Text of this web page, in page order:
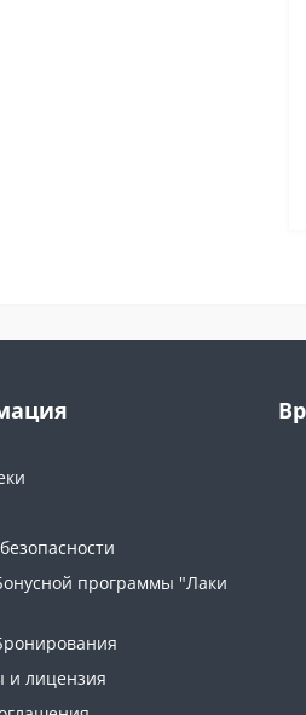
программы "Лаки
и лицензия